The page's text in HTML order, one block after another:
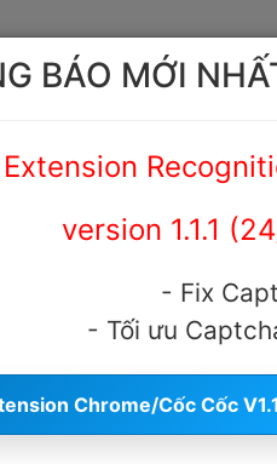
CẨM
BÁO MỚI
version 1.1.1
- Fix
- Tối ưu
Chrome/Cốc Cốc